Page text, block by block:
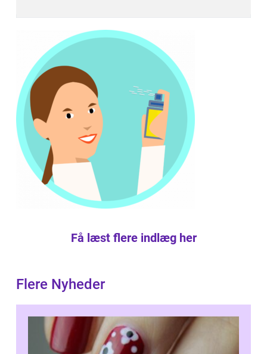
Få læst flere indlæg her
Flere Nyheder